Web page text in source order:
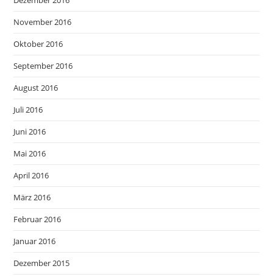
November 2016
Oktober 2016
September 2016
August 2016
Juli 2016
Juni 2016
Mai 2016
April 2016
März 2016
Februar 2016
Januar 2016
Dezember 2015